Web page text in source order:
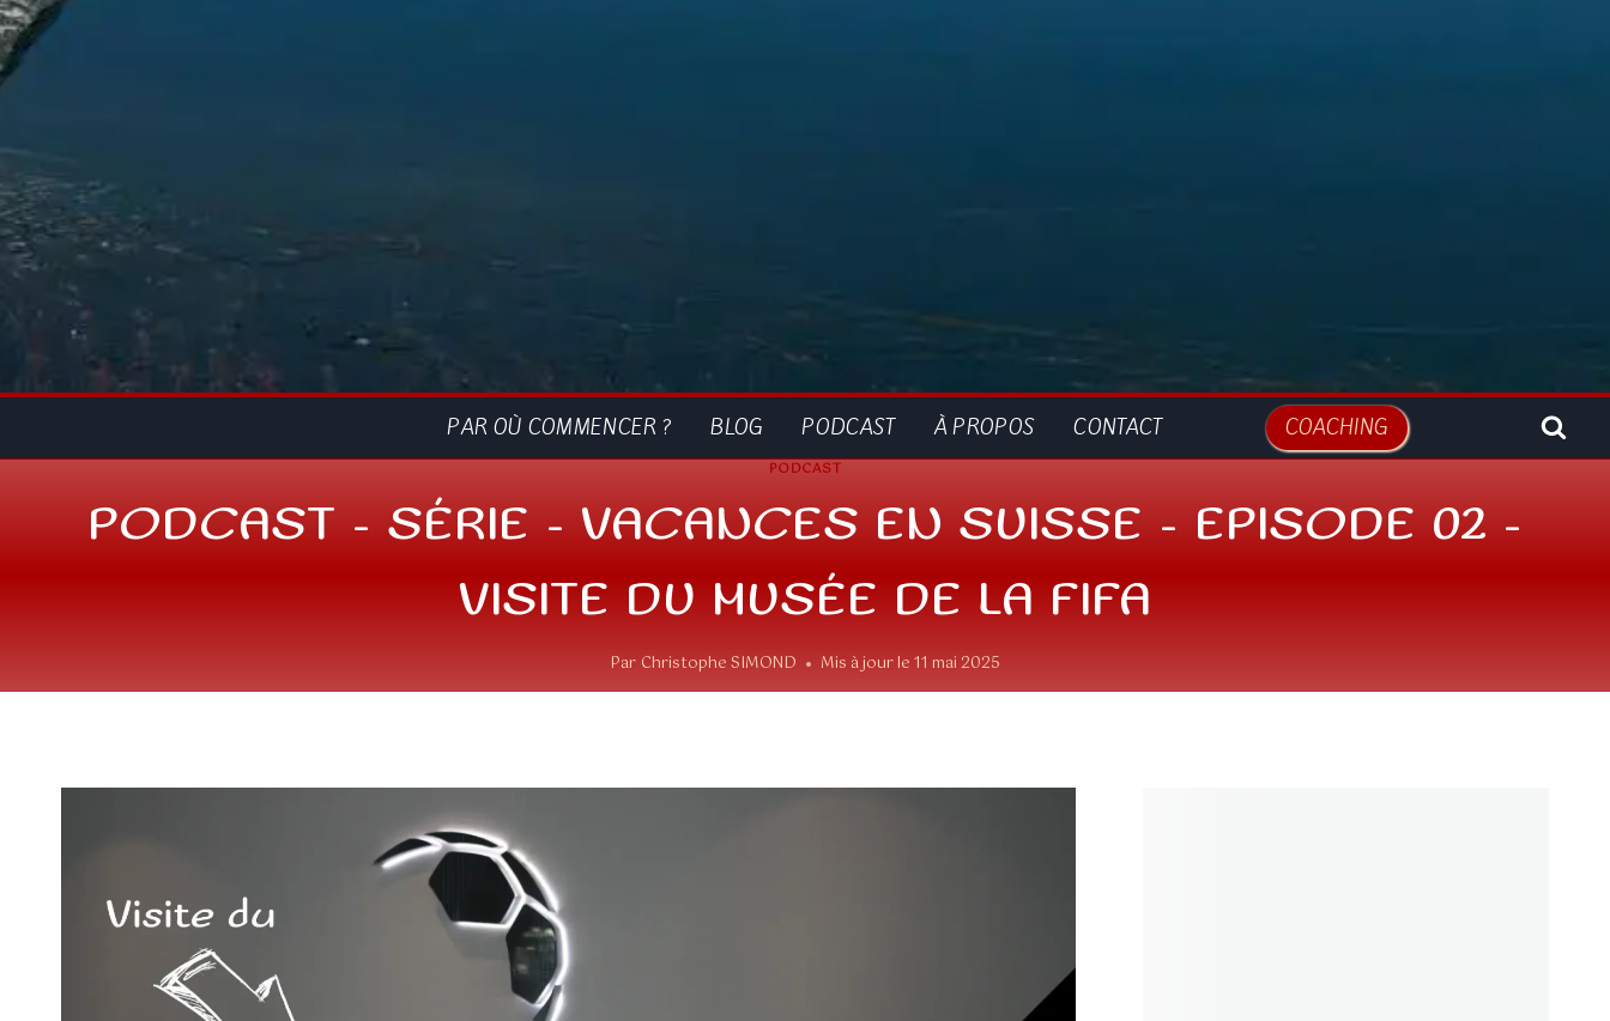
PAR OÙ COMMENCER ? BLOG PODCAST À PROPOS CONTACT COACHING
PODCAST
PODCAST – SÉRIE – VACANCES EN SUISSE – EPISODE 02 –
VISITE DU MUSÉE DE LA FIFA
Par Christophe SIMOND Mis à jour le11 mai 2025